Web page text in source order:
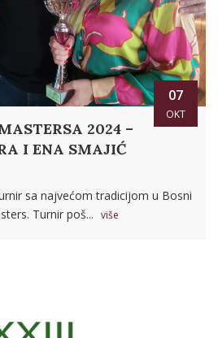
07
OKT
2024 –
I ENA SMAJIĆ
sa najvećom tradicijom u Bosni
Turnir poš... više